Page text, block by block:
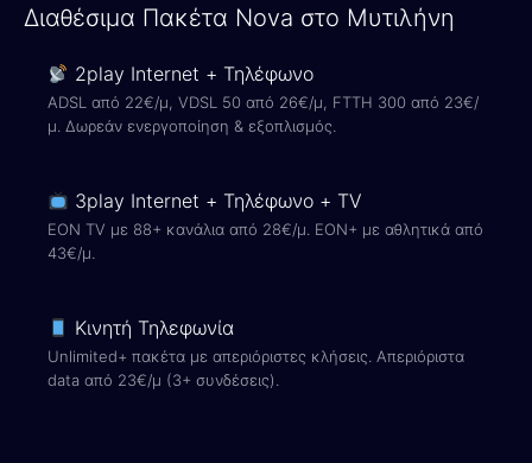
Διαθέσιμα Πακέτα Nova στο Μυτιλήνη
2play Internet + Τηλέφωνο
ADSL από 22€/μ, VDSL 50 από 26€/μ, FTTH 300 από 23€/
μ. Δωρεάν ενεργοποίηση & εξοπλισμός.
3play Internet + Τηλέφωνο + TV
EON TV με 88+ κανάλια από 28€/μ. EON+ με αθλητικά από
43€/μ.
Κινητή Τηλεφωνία
Unlimited+ πακέτα με απεριόριστες κλήσεις. Απεριόριστα
data από 23€/μ (3+ συνδέσεις).